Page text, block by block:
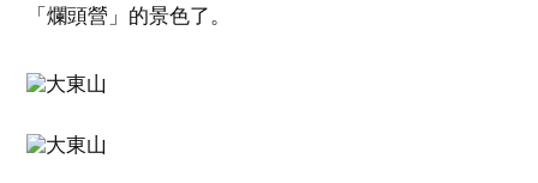
「爛頭營」的景色了。